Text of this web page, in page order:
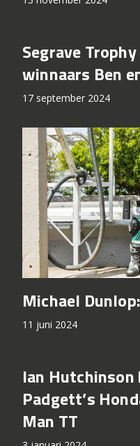
Segrave
winnaars Ben
17 september 2024
Michael
11 juni 2024
Ian
Padgett’s
Man TT